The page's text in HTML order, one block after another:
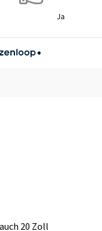
Ja
20 Zoll